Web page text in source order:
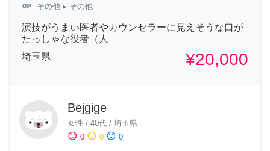
attachment その他 ▸ その他
演技がうまい医者やカウンセラーに見えそうな口が
たっしゃな役者（人
埼玉県
¥20,000
Bejgige
女性 / 40代 / 埼玉県
sentiment_satisfied 0 sentiment_neutral 0 sentiment_dissatisfied 0